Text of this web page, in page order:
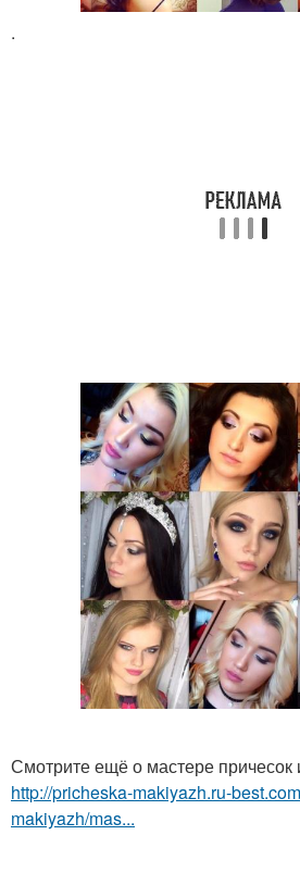
.
Смотрите ещё о мастере причесок
http://pricheska-makiyazh.ru-
makiyazh/mas...